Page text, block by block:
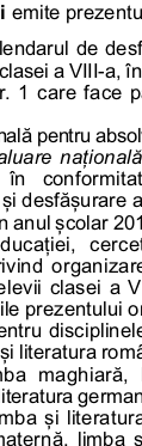
emite
de
a VIII-a,
1 care face
pentru
națională
desfășurare
anul școlar
clasei a
prezentului
literatura
maghiară,
și
limba